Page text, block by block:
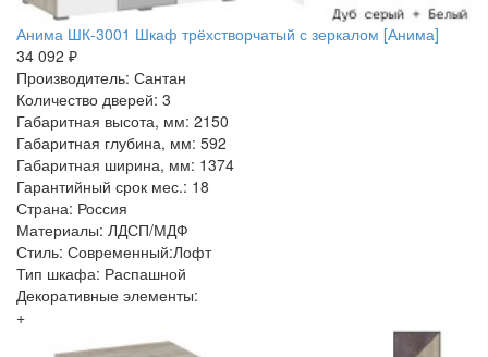
Анима ШК-3001 Шкаф трёхстворчатый с зеркалом [Анима]
34 092 ₽
Производитель: Сантан
Количество дверей: 3
Габаритная высота, мм: 2150
Габаритная глубина, мм: 592
Габаритная ширина, мм: 1374
Гарантийный срок мес.: 18
Страна: Россия
Материалы: ЛДСП/МДФ
Стиль: Современный:Лофт
Тип шкафа: Распашной
Декоративные элементы:
+